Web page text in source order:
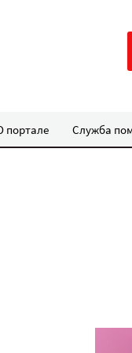
портале Служба